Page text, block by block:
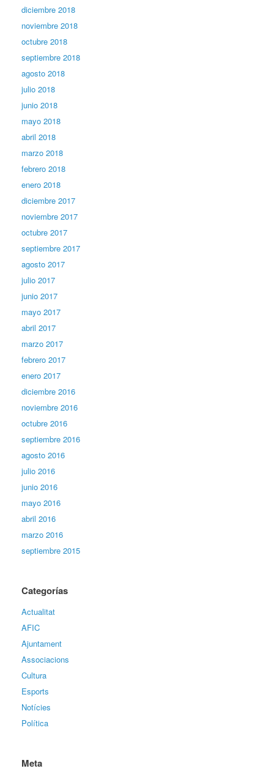
diciembre 2018
noviembre 2018
octubre 2018
septiembre 2018
agosto 2018
julio 2018
junio 2018
mayo 2018
abril 2018
marzo 2018
febrero 2018
enero 2018
diciembre 2017
noviembre 2017
octubre 2017
septiembre 2017
agosto 2017
julio 2017
junio 2017
mayo 2017
abril 2017
marzo 2017
febrero 2017
enero 2017
diciembre 2016
noviembre 2016
octubre 2016
septiembre 2016
agosto 2016
julio 2016
junio 2016
mayo 2016
abril 2016
marzo 2016
septiembre 2015
Categorías
Actualitat
AFIC
Ajuntament
Associacions
Cultura
Esports
Notícies
Política
Meta